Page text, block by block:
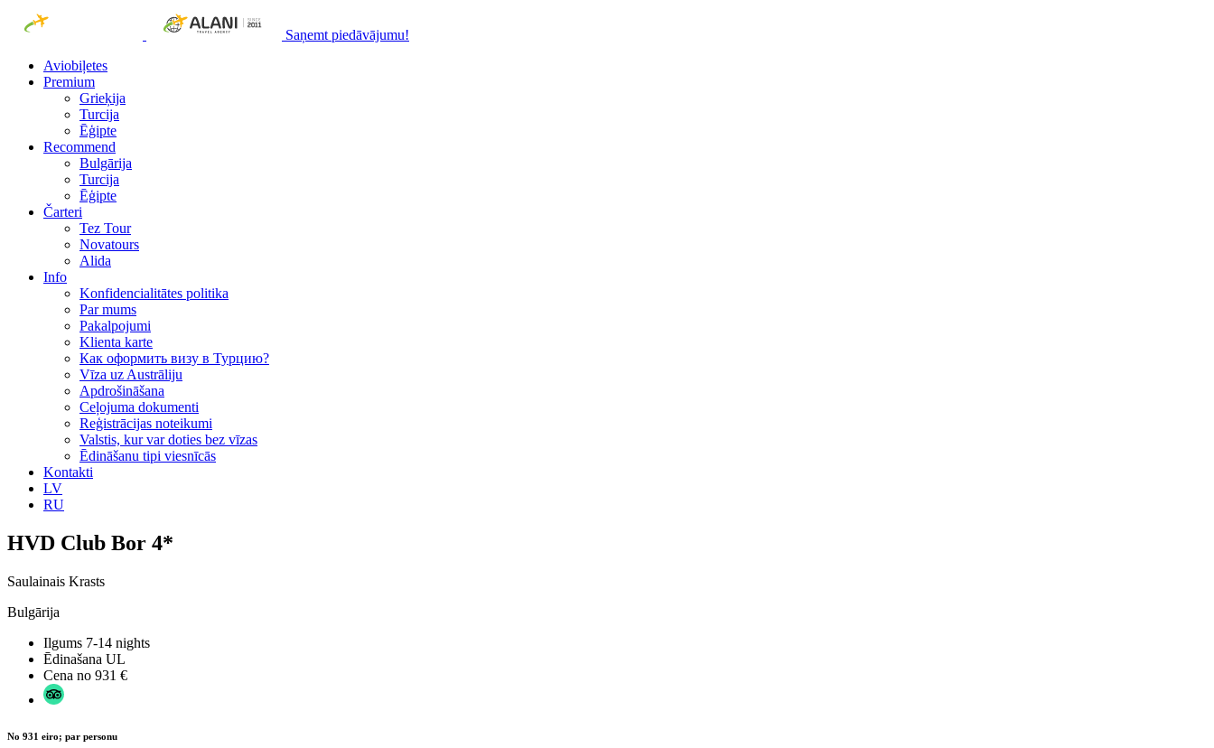
Saņemt piedāvājumu!
Aviobiļetes
Premium
Grieķija
Turcija
Ēģipte
Recommend
Bulgārija
Turcija
Ēģipte
Čarteri
Tez Tour
Novatours
Alida
Info
Konfidencialitātes politika
Par mums
Рakalpojumi
Klienta karte
Как оформить визу в Турцию?
Vīza uz Austrāliju
Apdrošināšana
Ceļojuma dokumenti
Reģistrācijas noteikumi
Valstis, kur var doties bez vīzas
Ēdināšanu tipi viesnīcās
Kontakti
LV
RU
HVD Club Bor 4*
Saulainais Krasts
Bulgārija
Ilgums 7-14 nights
Ēdinašana UL
Cena no 931 €
No 931 eiro; par personu